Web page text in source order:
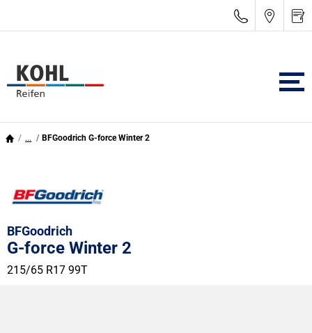
... BFGoodrich G-force Winter 2
BFGoodrich
G-force Winter 2
215/65 R17 99T